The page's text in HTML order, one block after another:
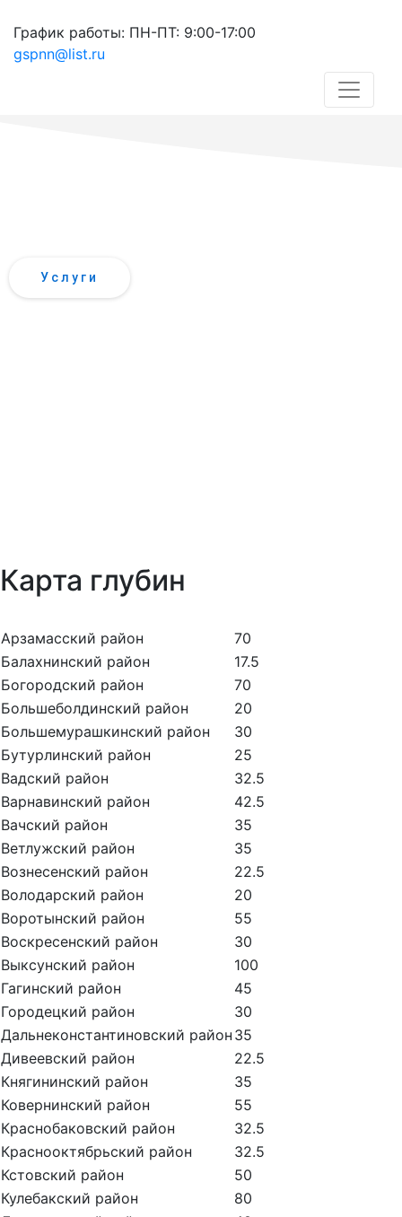
График работы: ПН-ПТ: 9:00-17:00
gspnn@list.ru
Услуги
Карта глубин
Арзамасский район
70
Балахнинский район
17.5
Богородский район
70
Большеболдинский район
20
Большемурашкинский район
30
Бутурлинский район
25
Вадский район
32.5
Варнавинский район
42.5
Вачский район
35
Ветлужский район
35
Вознесенский район
22.5
Володарский район
20
Воротынский район
55
Воскресенский район
30
Выксунский район
100
Гагинский район
45
Городецкий район
30
Дальнеконстантиновский район 35
Дивеевский район
22.5
Княгининский район
35
Ковернинский район
55
Краснобаковский район
32.5
Краснооктябрьский район
32.5
Кстовский район
50
Кулебакский район
80